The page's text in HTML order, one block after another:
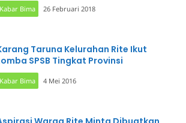
Kabar Bima 26 Februari 2018
Taruna Kelurahan Rite Ikut
SPSB Tingkat Provinsi
Kabar Bima 4 Mei 2016